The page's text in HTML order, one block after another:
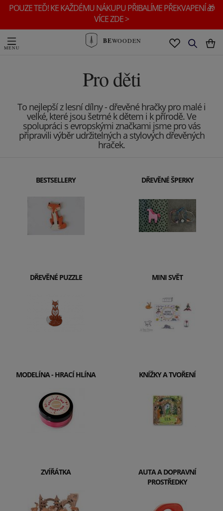
POUZE TEĎ! KE KAŽDÉMU NÁKUPU PŘIBALÍME PŘEKVAPENÍ 🎁
VÍCE ZDE >
BEWOODEN
Pro děti
To nejlepší z lesní dílny - dřevěné hračky pro malé i
velké, které jsou šetrné k dětem i k přírodě. Ve
spolupráci s evropskými značkami jsme pro vás
připravili výběr udržitelných a stylových dřevěných
hraček.
BESTSELLERY DŘEVĚNÉ ŠPERKY
DŘEVĚNÉ PUZZLE MINI SVĚT
MODELÍNA - HRACÍ HLÍNA KNÍŽKY A TVOŘENÍ
ZVÍŘÁTKA
AUTA A DOPRAVNÍ
PROSTŘEDKY